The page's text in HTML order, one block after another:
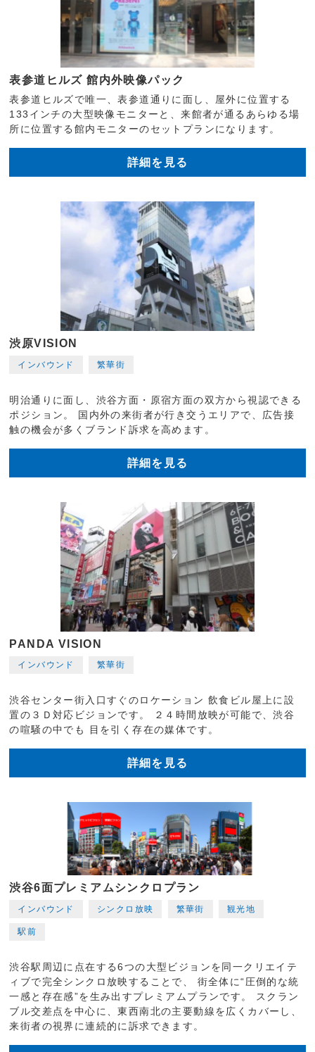
表参道ヒルズ 館内外映像パック
表参道ヒルズで唯一、表参道通りに面し、屋外に位置する
133インチの大型映像モニターと、来館者が通るあらゆる場
所に位置する館内モニターのセットプランになります。
詳細を見る
渋原VISION
インバウンド 繁華街
明治通りに面し、渋谷方面・原宿方面の双方から視認できる
ポジション。 国内外の来街者が行き交うエリアで、広告接
触の機会が多くブランド訴求を高めます。
詳細を見る
PANDA VISION
インバウンド 繁華街
渋谷センター街入口すぐのロケーション 飲食ビル屋上に設
置の３Ｄ対応ビジョンです。 ２４時間放映が可能で、渋谷
の喧騒の中でも 目を引く存在の媒体です。
詳細を見る
渋谷6面プレミアムシンクロプラン
インバウンド シンクロ放映 繁華街 観光地
駅前
渋谷駅周辺に点在する6つの大型ビジョンを同一クリエイテ
ィブで完全シンクロ放映することで、 街全体に“圧倒的な統
一感と存在感”を生み出すプレミアムプランです。 スクラン
ブル交差点を中心に、東西南北の主要動線を広くカバーし、
来街者の視界に連続的に訴求できます。